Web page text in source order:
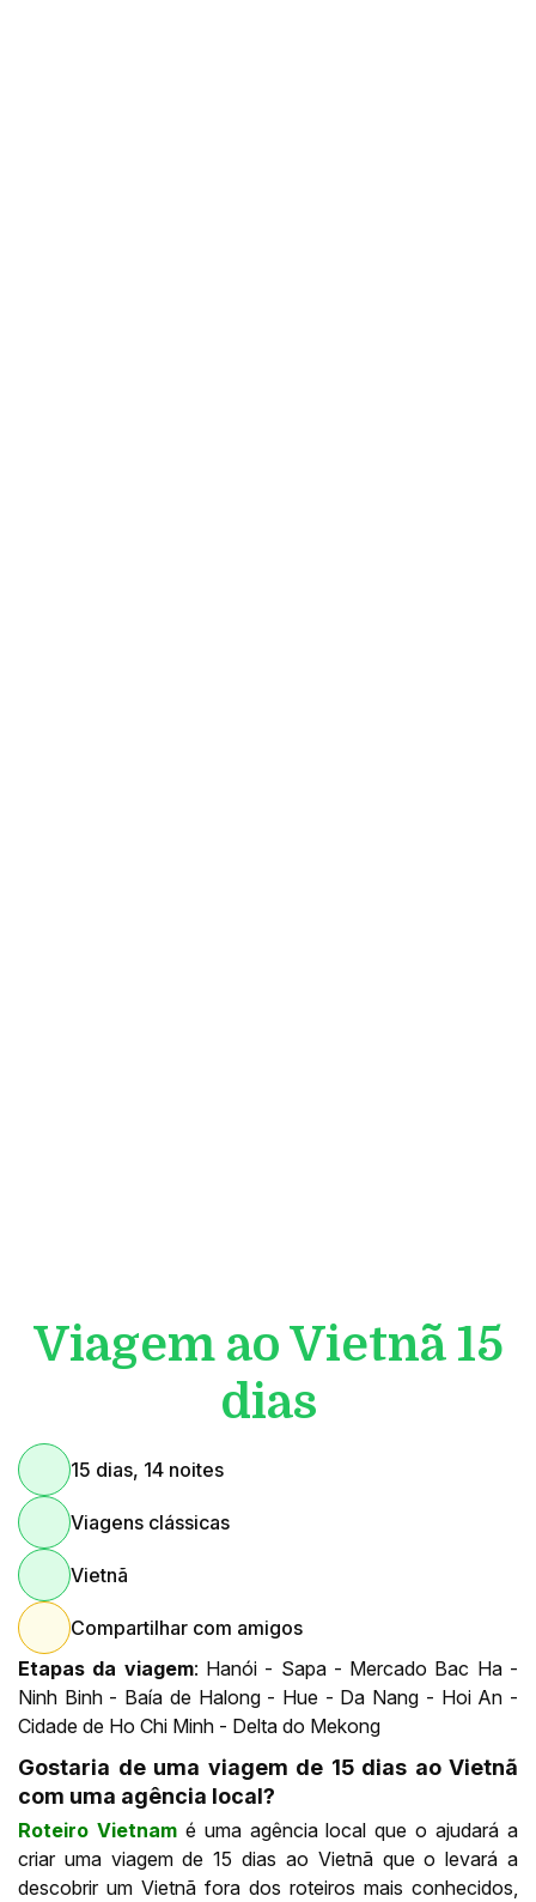
Viagem ao Vietnã 15
dias
15 dias, 14 noites
Viagens clássicas
Vietnã
Compartilhar com amigos
Etapas da viagem: Hanói - Sapa - Mercado Bac Ha -
Ninh Binh - Baía de Halong - Hue - Da Nang - Hoi An -
Cidade de Ho Chi Minh - Delta do Mekong
Gostaria de uma viagem de 15 dias ao Vietnã
com uma agência local?
Roteiro Vietnamé uma agência local que o ajudará a
criar uma viagem de 15 dias ao Vietnã que o levará a
descobrir um Vietnã fora dos roteiros mais conhecidos,